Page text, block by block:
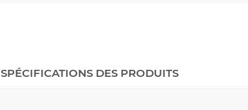
SPÉCIFICATIONS DES PRODUITS